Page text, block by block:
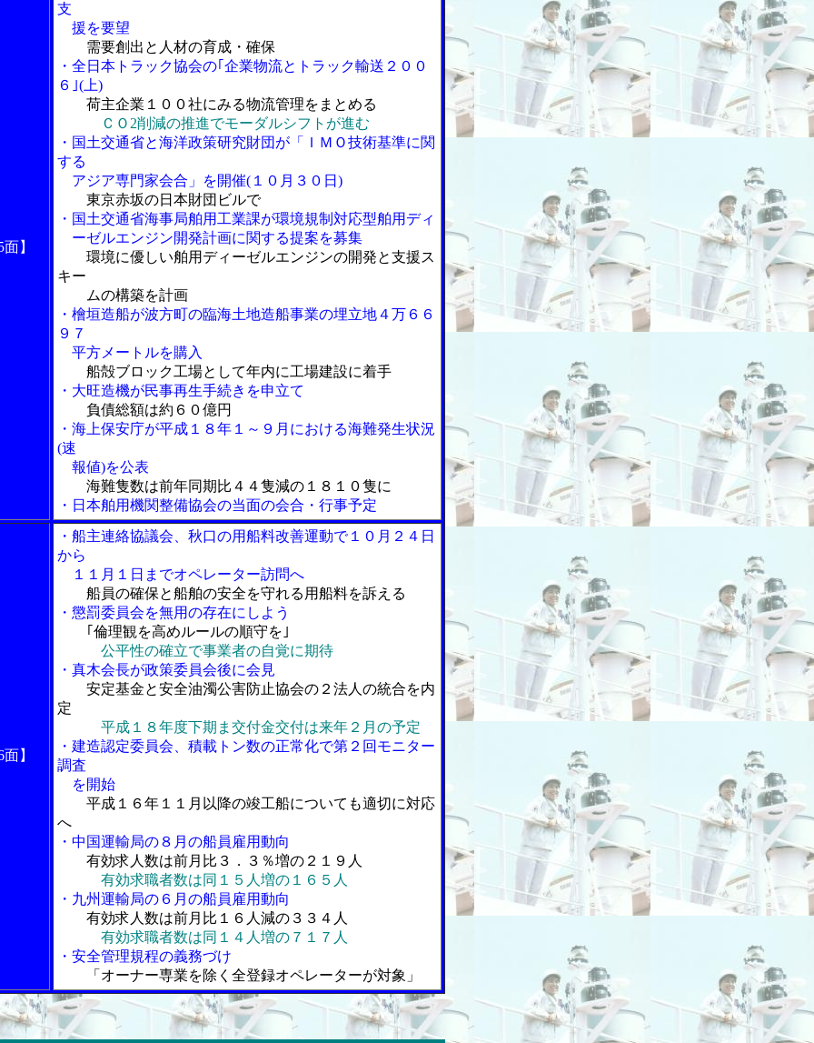
】
支
援を要望
需要創出と人材の育成・確保
・全日本トラック協会の｢企業物流とトラック輸送２００
６｣(上)
荷主企業１００社にみる物流管理をまとめる
ＣＯ2削減の推進でモーダルシフトが進む
・国土交通省と海洋政策研究財団が「ＩＭＯ技術基準に関
する
アジア専門家会合」を開催(１０月３０日)
東京赤坂の日本財団ビルで
・国土交通省海事局舶用工業課が環境規制対応型舶用ディ
ーゼルエンジン開発計画に関する提案を募集
環境に優しい舶用ディーゼルエンジンの開発と支援ス
キー
ムの構築を計画
・檜垣造船が波方町の臨海土地造船事業の埋立地４万６６
９７
平方メートルを購入
船殻ブロック工場として年内に工場建設に着手
・大旺造機が民事再生手続きを申立て
負債総額は約６０億円
・海上保安庁が平成１８年１～９月における海難発生状況
(速
報値)を公表
海難隻数は前年同期比４４隻減の１８１０隻に
・日本舶用機関整備協会の当面の会合・行事予定
】
・船主連絡協議会、秋口の用船料改善運動で１０月２４日
から
１１月１日までオペレーター訪問へ
船員の確保と船舶の安全を守れる用船料を訴える
・懲罰委員会を無用の存在にしよう
｢倫理観を高めルールの順守を｣
公平性の確立で事業者の自覚に期待
・真木会長が政策委員会後に会見
安定基金と安全油濁公害防止協会の２法人の統合を内
定
平成１８年度下期ま交付金交付は来年２月の予定
・建造認定委員会、積載トン数の正常化で第２回モニター
調査
を開始
平成１６年１１月以降の竣工船についても適切に対応
へ
・中国運輸局の８月の船員雇用動向
有効求人数は前月比３．３％増の２１９人
有効求職者数は同１５人増の１６５人
・九州運輸局の６月の船員雇用動向
有効求人数は前月比１６人減の３３４人
有効求職者数は同１４人増の７１７人
・安全管理規程の義務づけ
「オーナー専業を除く全登録オペレーターが対象」